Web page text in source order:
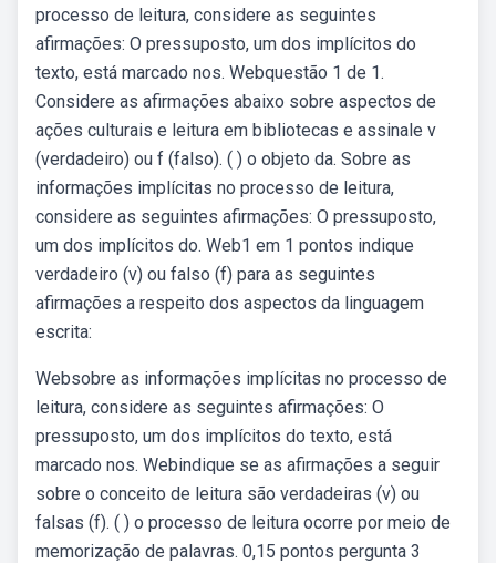
processo de leitura, considere as seguintes
afirmações: O pressuposto, um dos implícitos do
texto, está marcado nos. Webquestão 1 de 1.
Considere as afirmações abaixo sobre aspectos de
ações culturais e leitura em bibliotecas e assinale v
(verdadeiro) ou f (falso). ( ) o objeto da. Sobre as
informações implícitas no processo de leitura,
considere as seguintes afirmações: O pressuposto,
um dos implícitos do. Web1 em 1 pontos indique
verdadeiro (v) ou falso (f) para as seguintes
afirmações a respeito dos aspectos da linguagem
escrita:
Websobre as informações implícitas no processo de
leitura, considere as seguintes afirmações: O
pressuposto, um dos implícitos do texto, está
marcado nos. Webindique se as afirmações a seguir
sobre o conceito de leitura são verdadeiras (v) ou
falsas (f). ( ) o processo de leitura ocorre por meio de
memorização de palavras. 0,15 pontos pergunta 3